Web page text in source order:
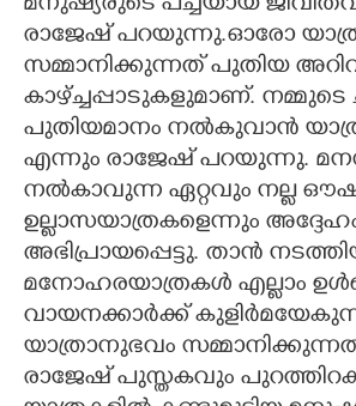
രാജേഷ് പറയുന്നു.ഓരോ
സമ്മാനിക്കുന്നത് പുതിയ
കാഴ്ച്ചപ്പാടുകളുമാണ്. നമ്മുടെ
പുതിയമാനം നൽകുവാൻ
എന്നും രാജേഷ് പറയുന്നു.
നൽകാവുന്ന ഏറ്റവും നല്ല
ഉല്ലാസയാത്രകളെന്നും
അഭിപ്രായപ്പെട്ടു. താൻ
മനോഹരയാത്രകൾ എല്ലാം
വായനക്കാർക്ക്
യാത്രാനുഭവം
രാജേഷ് പുസ്തകവും